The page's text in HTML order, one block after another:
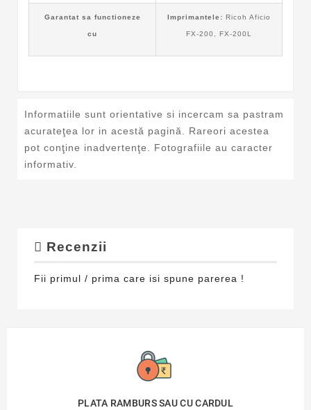
Garantat sa functioneze
cu
Imprimantele: Ricoh Aficio
FX-200, FX-200L
Informatiile sunt orientative si incercam sa pastram
acurateţea lor in acestă pagină. Rareori acestea
pot conţine inadvertenţe. Fotografiile au caracter
informativ.
Recenzii
Fii primul / prima care isi spune parerea !
PLATA RAMBURS SAU CU CARDUL